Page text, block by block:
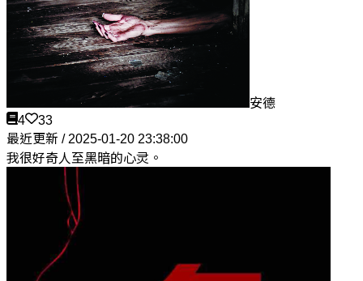
安德
4
33
最近更新 / 2025-01-20 23:38:00
我很好奇人至黑暗的心灵。